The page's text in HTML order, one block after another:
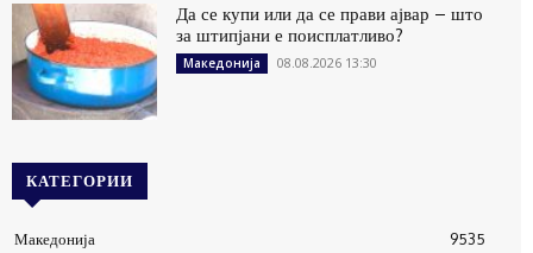
Да се купи или да се прави ајвар – што
за штипјани е поисплатливо?
Македонија 08.08.2026 13:30
КАТЕГОРИИ
Македонија
9535